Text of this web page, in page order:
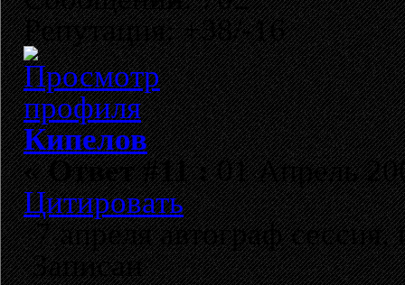
Репутация: +38/-16
Кипелов
«Ответ #11 :01 Апрель
Цитировать
7 апреля автограф
Записан